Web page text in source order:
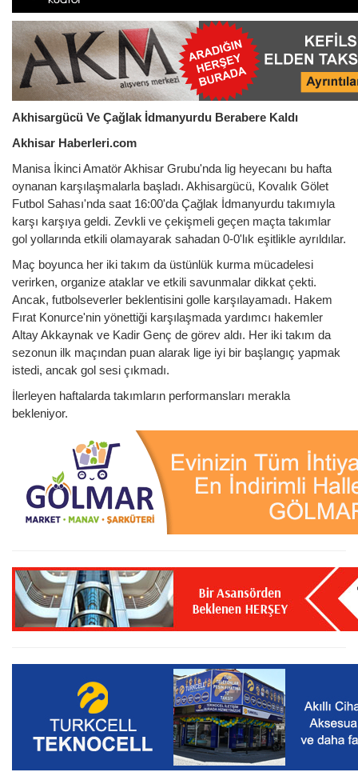
Akhisargücü Ve Çağlak İdmanyurdu Berabere Kaldı
Akhisar Haberleri.com
Manisa İkinci Amatör Akhisar Grubu'nda lig heyecanı bu hafta
oynanan karşılaşmalarla başladı. Akhisargücü, Kovalık Gölet
Futbol Sahası'nda saat 16:00'da Çağlak İdmanyurdu takımıyla
karşı karşıya geldi. Zevkli ve çekişmeli geçen maçta takımlar
gol yollarında etkili olamayarak sahadan 0-0'lık eşitlikle ayrıldılar.
Maç boyunca her iki takım da üstünlük kurma mücadelesi
verirken, organize ataklar ve etkili savunmalar dikkat çekti.
Ancak, futbolseverler beklentisini golle karşılayamadı. Hakem
Fırat Konurce'nin yönettiği karşılaşmada yardımcı hakemler
Altay Akkaynak ve Kadir Genç de görev aldı. Her iki takım da
sezonun ilk maçından puan alarak lige iyi bir başlangıç yapmak
istedi, ancak gol sesi çıkmadı.
İlerleyen haftalarda takımların performansları merakla
bekleniyor.